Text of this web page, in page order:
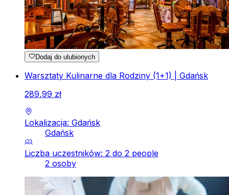
Dodaj do ulubionych
Warsztaty Kulinarne dla Rodziny (1+1) | Gdańsk
289,99 zł
Lokalizacja: Gdańsk
Gdańsk
Liczba uczestników: 2 do 2 people
2 osoby